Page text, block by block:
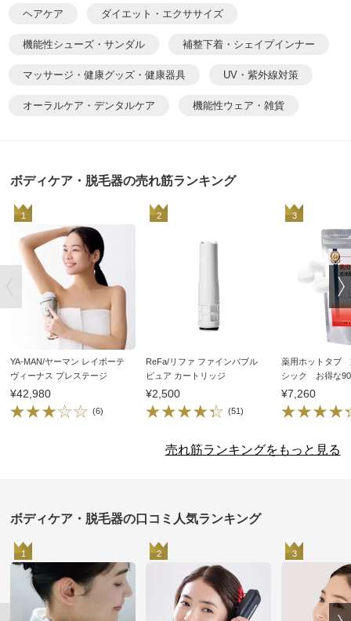
ヘアケア ダイエット・エクササイズ
機能性シューズ・サンダル 補整下着・シェイプインナー
マッサージ・健康グッズ・健康器具 UV・紫外線対策
オーラルケア・デンタルケア 機能性ウェア・雑貨
ボディケア・脱毛器の売れ筋ランキング
1
YA-MAN/ヤーマン レイボーテ
ヴィーナス プレステージ
¥42,980
(6)
2
ReFa/リファ ファインバブル
ピュア カートリッジ
¥2,500
(51)
3
薬用ホットタブ
シック お得な
¥7,260
売れ筋ランキングをもっと見る
ボディケア・脱毛器の口コミ人気ランキング
1 2 3